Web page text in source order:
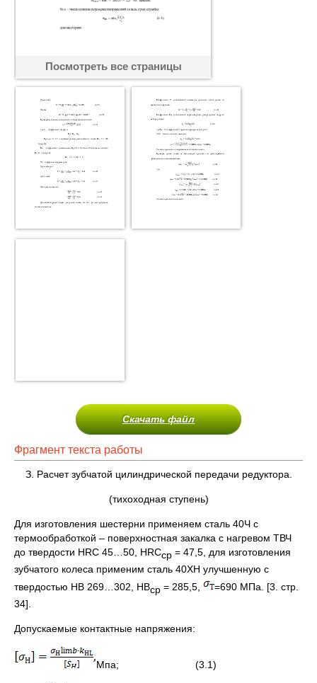
Посмотреть все страницы
Скачать файл
Фрагмент текста работы
З. Расчет зубчатой цилиндрической передачи редуктора.
(тихоходная ступень)
Для изготовления шестерни применяем сталь 40Ч с
термообработкой – поверхностная закалка с нагревом ТВЧ
до твердости HRC 45…50, HRCср = 47,5, для изготовления
зубчатого колеса применим сталь 40ХН улучшенную с
твердостью НВ 269…302, НВср = 285,5,
=690 МПа. [3. стр.
34].
Допускаемые контактные напряжения:
Мпа; (3.1)